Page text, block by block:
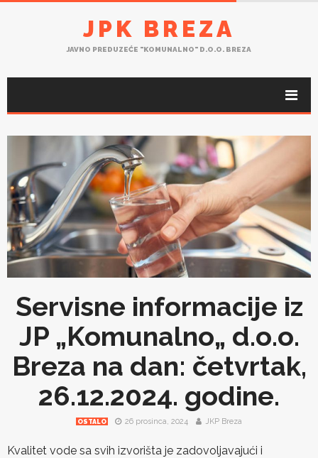
JPK BREZA
JAVNO PREDUZEĆE "KOMUNALNO" D.O.O. BREZA
Servisne informacije iz
JP „Komunalno„ d.o.o.
Breza na dan: četvrtak,
26.12.2024. godine.
OSTALO 26 prosinca, 2024 JKP Breza
Kvalitet vode sa svih izvorišta je zadovoljavajući i